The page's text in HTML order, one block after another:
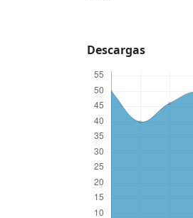
Descargas